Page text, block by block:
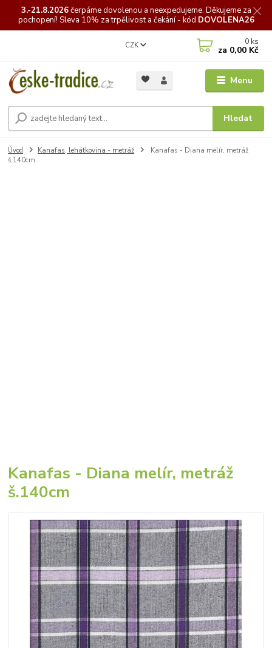
3.-21.8.2026čerpámedovolenou a neexpedujeme. Děkujeme za
pochopení! Sleva 10% za trpělivost a čekání - kód DOVOLENA26
Menu
CZK
Hledat
0 ks
za 0,00 Kč
Úvod Kanafas, lehátkovina - metráž
Kanafas - Diana melír, metráž
š.140cm
Kanafas - Diana melír, metráž
š.140cm